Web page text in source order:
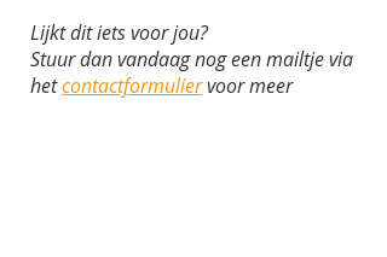
Lijkt dit iets voor jou?
Stuur dan vandaag nog een mailtje via
hetcontactformuliervoor meer